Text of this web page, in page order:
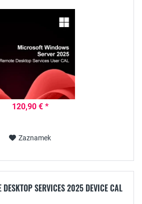
120,90 € *
Zaznamek
DESKTOP SERVICES 2025 DEVICE CAL